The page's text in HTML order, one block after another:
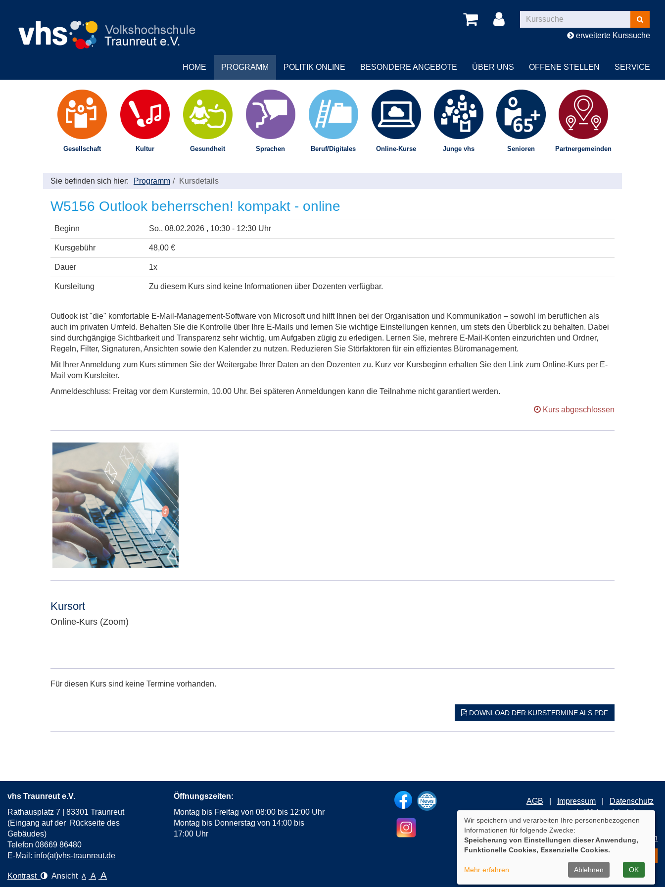
Kurse
suchen
erweiterte Kurssuche
HOME PROGRAMM POLITIK ONLINE BESONDERE ANGEBOTE ÜBER UNS OFFENE STELLEN SERVICE
Gesellschaft Kultur Gesundheit Sprachen Beruf/Digitales Online-Kurse Junge vhs Senioren Partnergemeinden
Sie befinden sich hier: Programm Kursdetails
W5156 Outlook beherrschen! kompakt - online
Beginn So., 08.02.2026 , 10:30 - 12:30 Uhr
Kursgebühr 48,00 €
Dauer 1x
Kursleitung Zu diesem Kurs sind keine Informationen über Dozenten verfügbar.
Outlook ist "die" komfortable E-Mail-Management-Software von Microsoft und hilft Ihnen bei der Organisation und Kommunikation – sowohl im beruflichen als
auch im privaten Umfeld. Behalten Sie die Kontrolle über Ihre E-Mails und lernen Sie wichtige Einstellungen kennen, um stets den Überblick zu behalten. Dabei
sind durchgängige Sichtbarkeit und Transparenz sehr wichtig, um Aufgaben zügig zu erledigen. Lernen Sie, mehrere E-Mail-Konten einzurichten und Ordner,
Regeln, Filter, Signaturen, Ansichten sowie den Kalender zu nutzen. Reduzieren Sie Störfaktoren für ein effizientes Büromanagement.
Mit Ihrer Anmeldung zum Kurs stimmen Sie der Weitergabe Ihrer Daten an den Dozenten zu. Kurz vor Kursbeginn erhalten Sie den Link zum Online-Kurs per E-
Mail vom Kursleiter.
Anmeldeschluss: Freitag vor dem Kurstermin, 10.00 Uhr. Bei späteren Anmeldungen kann die Teilnahme nicht garantiert werden.
Kurs abgeschlossen
Kursort
Online-Kurs (Zoom)
Für diesen Kurs sind keine Termine vorhanden.
DOWNLOAD DER KURSTERMINE ALS PDF
vhs Traunreut e.V.
Rathausplatz 7 | 83301 Traunreut
(Eingang auf der Rückseite des
Gebäudes)
Telefon 08669 86480
E-Mail: info(at)vhs-traunreut.de
Öffnungszeiten:
Montag bis Freitag von 08:00 bis 12:00 Uhr
Montag bis Donnerstag von 14:00 bis
17:00 Uhr
AGB Impressum
Datenschutz
Widerrufsbelehrung
Cookie Einstellungen
Kontrast Ansicht A A A
Wir speichern und verarbeiten Ihre personenbezogenen
Informationen für folgende Zwecke:
Speicherung von Einstellungen dieser Anwendung,
Funktionelle Cookies, Essenzielle Cookies.
Mehr erfahren Ablehnen OK